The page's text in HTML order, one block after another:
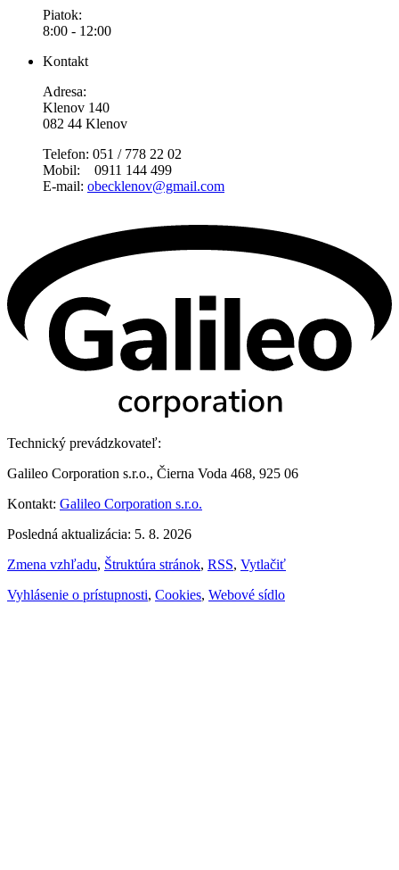
Piatok:
8:00 - 12:00
Kontakt
Adresa:
Klenov 140
082 44 Klenov
Telefon: 051 / 778 22 02
Mobil: 0911 144 499
E-mail: obecklenov@gmail.com
Technický prevádzkovateľ:
Galileo Corporation s.r.o., Čierna Voda 468, 925 06
Kontakt: Galileo Corporation s.r.o.
Posledná aktualizácia: 5. 8. 2026
Zmena vzhľadu, Štruktúra stránok, RSS, Vytlačiť
Vyhlásenie o prístupnosti, Cookies, Webové sídlo